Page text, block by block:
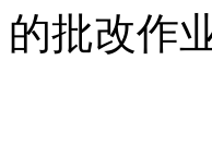
的批改作